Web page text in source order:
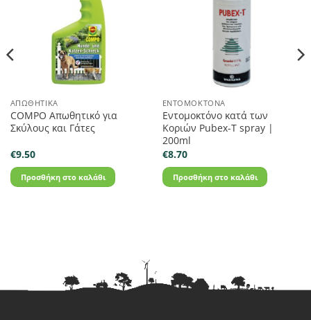
ΑΠΩΘΗΤΙΚΆ
COMPO Απωθητικό για
Σκύλους και Γάτες
€9.50
Προσθήκη στο καλάθι
ΕΝΤΟΜΟΚΤΌΝΑ
Εντομοκτόνο κατά των
Κοριών Pubex-T spray |
200ml
€8.70
Προσθήκη στο καλάθι